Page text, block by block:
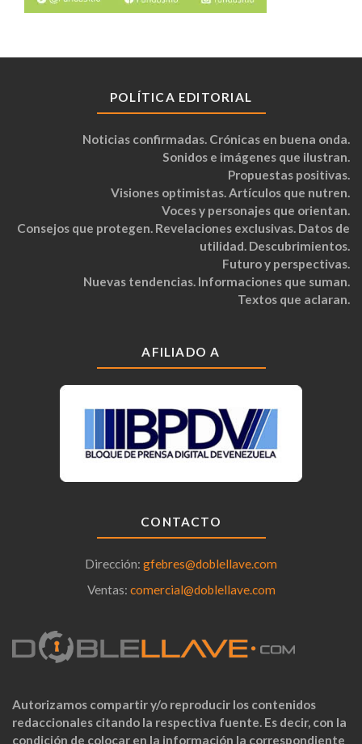
POLÍTICA EDITORIAL
Noticias confirmadas. Crónicas en buena onda.
Sonidos e imágenes que ilustran.
Propuestas positivas.
Visiones optimistas. Artículos que nutren.
Voces y personajes que orientan.
Consejos que protegen. Revelaciones exclusivas. Datos de
utilidad. Descubrimientos.
Futuro y perspectivas.
Nuevas tendencias. Informaciones que suman.
Textos que aclaran.
AFILIADO A
CONTACTO
Dirección: gfebres@doblellave.com
Ventas: comercial@doblellave.com
Autorizamos compartir y/o reproducir los contenidos
redaccionales citando la respectiva fuente. Es decir, con la
condición de colocar en la información la correspondiente